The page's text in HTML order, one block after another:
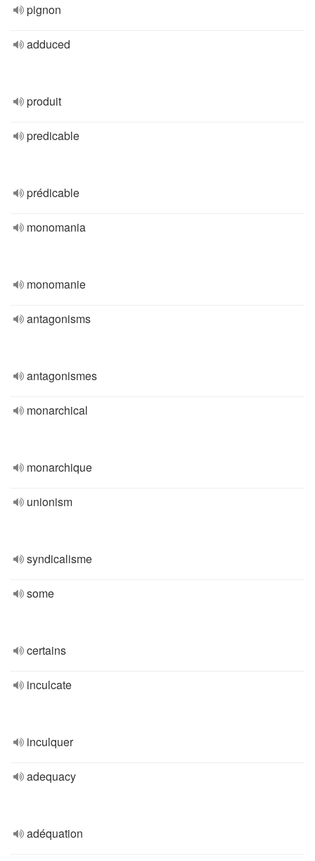
pignon
adduced
produit
predicable
prédicable
monomania
monomanie
antagonisms
antagonismes
monarchical
monarchique
unionism
syndicalisme
some
certains
inculcate
inculquer
adequacy
adéquation